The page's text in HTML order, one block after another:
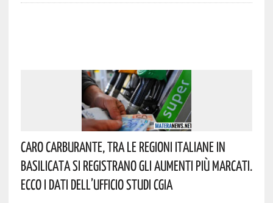
Caro Carburante, Tra Le Regioni Italiane In
Basilicata Si Registrano Gli Aumenti Più Marcati.
Ecco I Dati Dell’Ufficio Studi CGIA